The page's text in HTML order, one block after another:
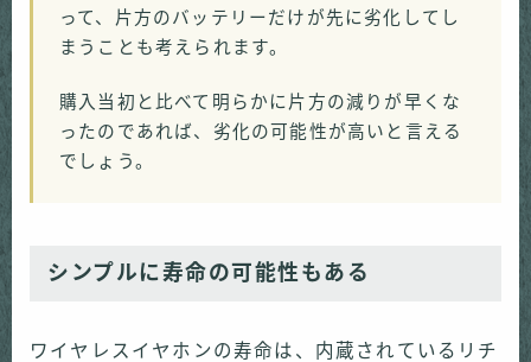
って、片方のバッテリーだけが先に劣化してし
まうことも考えられます。
購入当初と比べて明らかに片方の減りが早くな
ったのであれば、劣化の可能性が高いと言える
でしょう。
シンプルに寿命の可能性もある
ワイヤレスイヤホンの寿命は、内蔵されているリチ